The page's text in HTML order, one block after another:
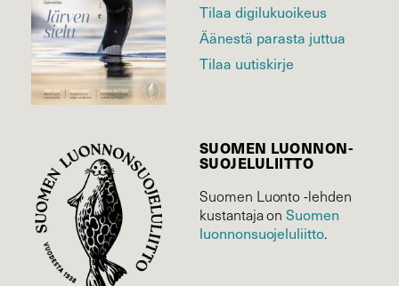
Tilaa digilukuoikeus
Äänestä parasta juttua
Tilaa uutiskirje
SUOMEN LUONNON­
SUOJELU­LIITTO
Suomen Luonto -lehden
kustantaja onSuomen
luonnonsuojelu­liitto.